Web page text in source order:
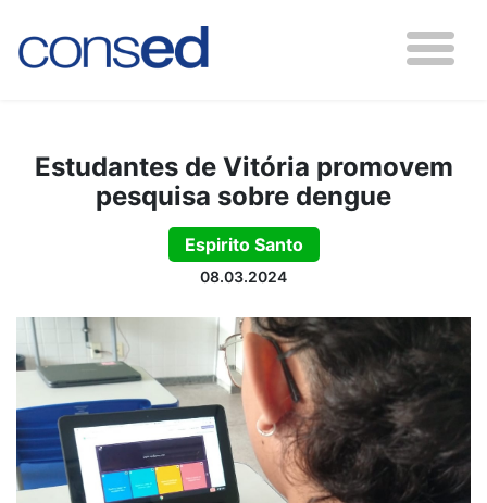
Estudantes de Vitória promovem
pesquisa sobre dengue
Espirito Santo
08.03.2024